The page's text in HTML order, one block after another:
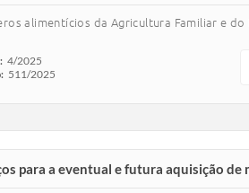
alimentícios da Agricultura Familiar e
4/2025
511/2025
para a eventual e futura aquisição